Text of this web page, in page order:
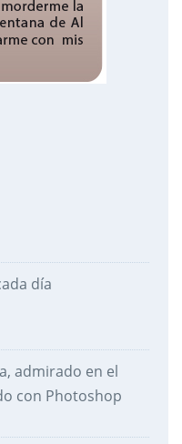
día
admirado en el
con Photoshop